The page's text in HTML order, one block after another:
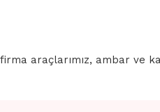
araçlarımız, ambar ve